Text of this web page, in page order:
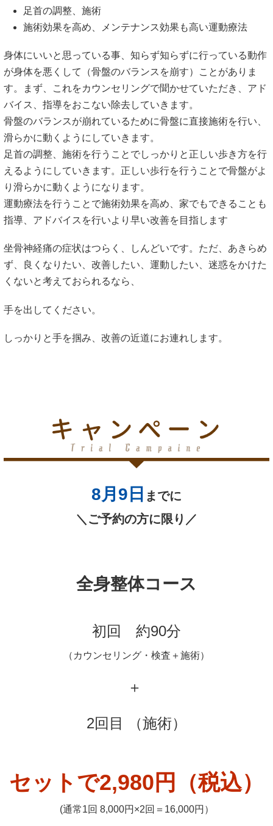
足首の調整、施術
施術効果を高め、メンテナンス効果も高い運動療法
身体にいいと思っている事、知らず知らずに行っている動作
が身体を悪くして（骨盤のバランスを崩す）ことがありま
す。まず、これをカウンセリングで聞かせていただき、アド
バイス、指導をおこない除去していきます。
骨盤のバランスが崩れているために骨盤に直接施術を行い、
滑らかに動くようにしていきます。
足首の調整、施術を行うことでしっかりと正しい歩き方を行
えるようにしていきます。正しい歩行を行うことで骨盤がよ
り滑らかに動くようになります。
運動療法を行うことで施術効果を高め、家でもできることも
指導、アドバイスを行いより早い改善を目指します
坐骨神経痛の症状はつらく、しんどいです。ただ、あきらめ
ず、良くなりたい、改善したい、運動したい、迷惑をかけた
くないと考えておられるなら、
手を出してください。
しっかりと手を掴み、改善の近道にお連れします。
8月9 日 までに
＼ご予約の方に限り／
全身整体コース
初回 約90分
（カウンセリング・検査＋施術）
＋
2回目 （施術）
セットで2,980円（税込）
(通常1回 8,000円×2回＝16,000円）